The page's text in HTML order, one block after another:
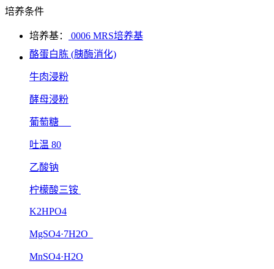
培养条件
培养基：
0006 MRS培养基
酪蛋白胨 (胰酶消化)
牛肉浸粉
酵母浸粉
葡萄糖
吐温 80
乙酸钠
柠檬酸三铵
K2HPO4
MgSO4·7H2O
MnSO4·H2O